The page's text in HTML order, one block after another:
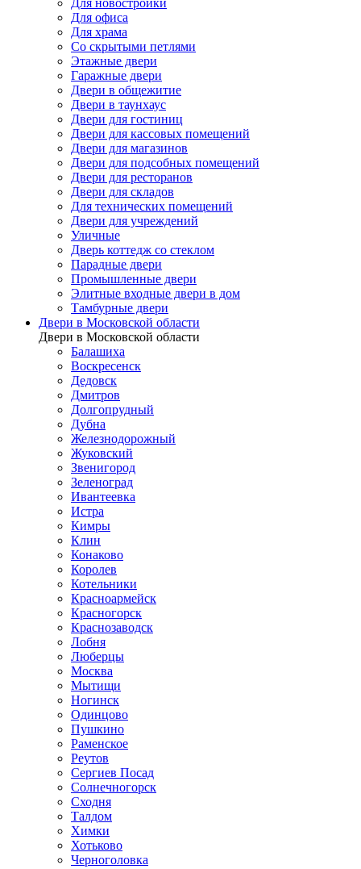
Для новостройки
Для офиса
Для храма
Со скрытыми петлями
Этажные двери
Гаражные двери
Двери в общежитие
Двери в таунхаус
Двери для гостиниц
Двери для кассовых помещений
Двери для магазинов
Двери для подсобных помещений
Двери для ресторанов
Двери для складов
Для технических помещений
Двери для учреждений
Уличные
Дверь коттедж со стеклом
Парадные двери
Промышленные двери
Элитные входные двери в дом
Тамбурные двери
Двери в Московской области
Двери в Московской области
Балашиха
Воскресенск
Дедовск
Дмитров
Долгопрудный
Дубна
Железнодорожный
Жуковский
Звенигород
Зеленоград
Ивантеевка
Истра
Кимры
Клин
Конаково
Королев
Котельники
Красноармейск
Красногорск
Краснозаводск
Лобня
Люберцы
Москва
Мытищи
Ногинск
Одинцово
Пушкино
Раменское
Реутов
Сергиев Посад
Солнечногорск
Сходня
Талдом
Химки
Хотьково
Черноголовка